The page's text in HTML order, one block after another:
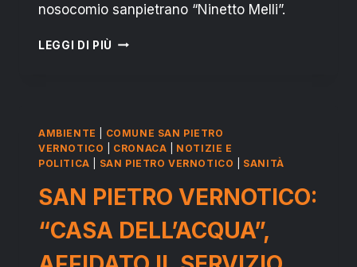
nosocomio sanpietrano “Ninetto Melli”.
LEGGI DI PIÙ PRONTO
OPPOSIZIONI
FANNO
COMUNE
CON
LA
CITTADINANZA
AMBIENTE
COMUNE SAN PIETRO
VERNOTICO
CRONACA
NOTIZIE E
POLITICA
SAN PIETRO VERNOTICO SANITÀ
SAN PIETRO VERNOTICO:
“CASA DELL’ACQUA”,